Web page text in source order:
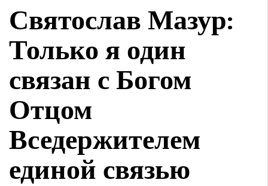
Святослав Мазур:
Только я один
связан с Богом
Отцом
Вседержителем
единой связью